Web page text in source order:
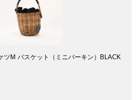
ツM バスケット（ミニバーキン）BLACK